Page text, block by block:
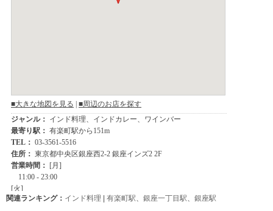
関連ランキング： インド料理 | 有楽町駅 銀座一丁目駅 銀座駅